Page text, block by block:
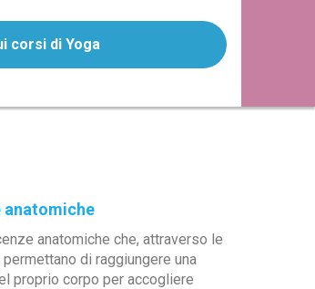
corsi di Yoga
anatomiche
anatomiche che, attraverso le
permettano di raggiungere una
proprio corpo per accogliere